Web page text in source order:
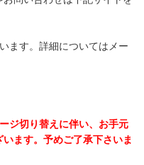
ます。詳細についてはメー
ジ切り替えに伴い、お手元
ます。予めご了承下さいま